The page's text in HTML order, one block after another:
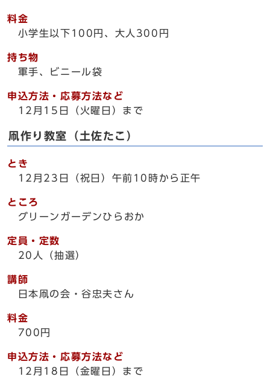
料金
小学生以下100円、大人300円
持ち物
軍手、ビニール袋
申込方法・応募方法など
12月15日（火曜日）まで
凧作り教室（土佐たこ）
とき
12月23日（祝日）午前10時から正午
ところ
グリーンガーデンひらおか
定員・定数
20人（抽選）
講師
日本凧の会・谷忠夫さん
料金
700円
申込方法・応募方法など
12月18日（金曜日）まで